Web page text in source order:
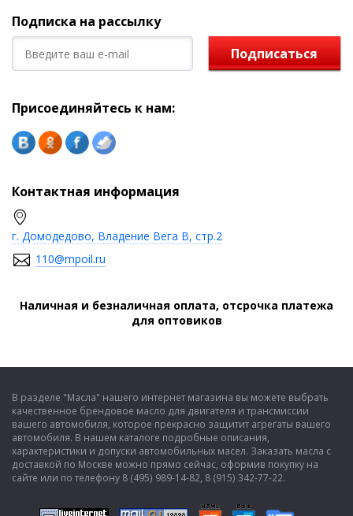
Подписка на рассылку
Подписаться
Присоединяйтесь к нам:
Контактная информация
г. Домодедово, Владение Вега В, стр.2
110@mpoil.ru
Наличная и безналичная оплата, отсрочка платежа
для оптовиков
В разделе "Масла" нашего интернет магазина вы можете выбрать
качественное брендовое масло для двигателя и трансмиссии
вашего автомобиля, которое прекрасно защитит агрегаты вашего
автомобиля. В нашем каталоге подробные описания,
характеристики и допуски автомобильных масел. Заказать масла с
доставкой по Москве можно прямо сейчас, оформив покупку на
сайте или по телефону 8 (495) 989-14-82, 8 (915) 342-77-22.